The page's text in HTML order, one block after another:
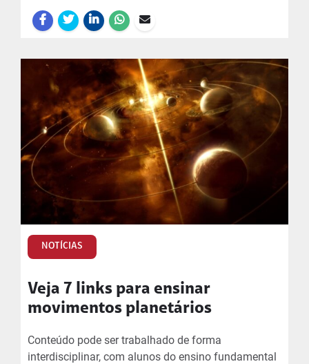
NOTÍCIAS
Veja 7 links para ensinar
movimentos planetários
Conteúdo pode ser trabalhado de forma
interdisciplinar, com alunos do ensino fundamental